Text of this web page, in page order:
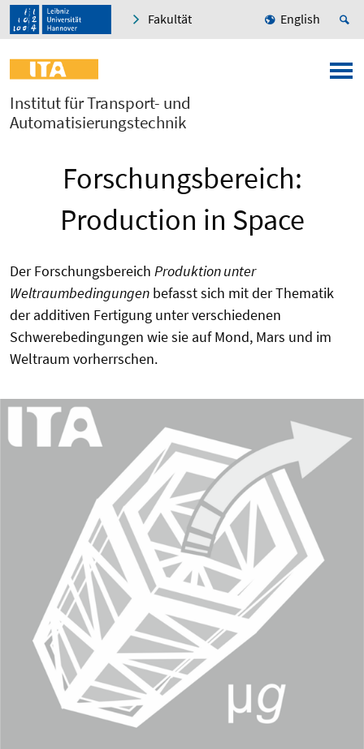
Fakultät English
Institut für Transport- und
Automatisierungstechnik
Forschungsbereich:
Production in Space
Der Forschungsbereich Produktion unter
Weltraumbedingungen befasst sich mit der Thematik
der additiven Fertigung unter verschiedenen
Schwerebedingungen wie sie auf Mond, Mars und im
Weltraum vorherrschen.